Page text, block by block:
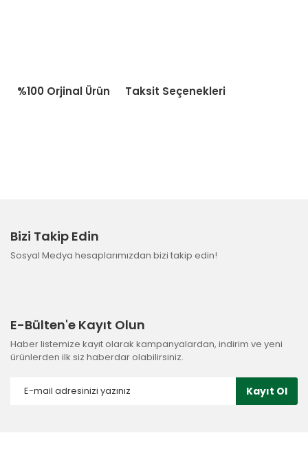
%100 Orjinal Ürün Taksit Seçenekleri
Bizi Takip Edin
Sosyal Medya hesaplarımızdan bizi takip edin!
E-Bülten'e Kayıt Olun
Haber listemize kayıt olarak kampanyalardan, indirim ve yeni
ürünlerden ilk siz haberdar olabilirsiniz.
Kayıt Ol